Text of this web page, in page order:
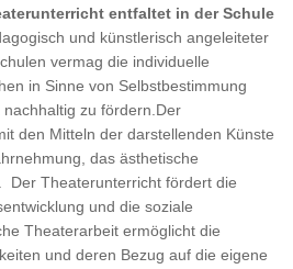
entfaltet in der Schule
und künstlerisch angeleiteter
vermag die individuelle
in Sinne von Selbstbestimmung
zu fördern.Der
den Mitteln der darstellenden Künste
das ästhetische
Der Theaterunterricht fördert die
und die soziale
Theaterarbeit ermöglicht die
und deren Bezug auf die eigene